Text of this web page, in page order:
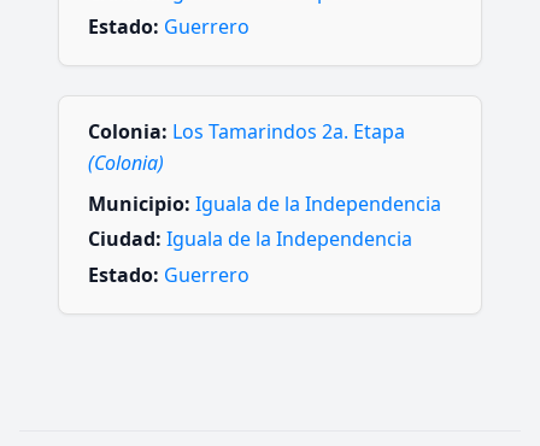
Estado: Guerrero
Colonia: Los Tamarindos 2a. Etapa
(Colonia)
Municipio: Iguala de la Independencia
Ciudad: Iguala de la Independencia
Estado: Guerrero